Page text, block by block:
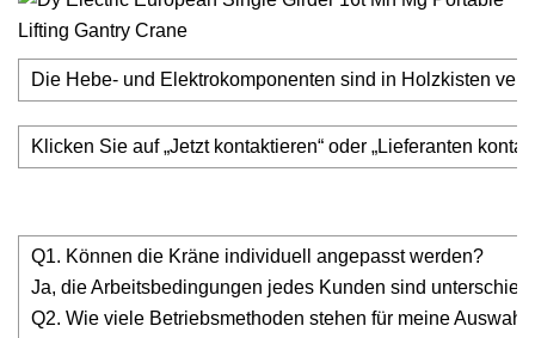
Die Hebe- und Elektrokomponenten sind in Holzkisten
Klicken Sie auf „Jetzt kontaktieren“ oder „Lieferanten
Q1. Können die Kräne individuell angepasst werden?
Ja, die Arbeitsbedingungen jedes Kunden sind
Q2. Wie viele Betriebsmethoden stehen für meine Auswahl